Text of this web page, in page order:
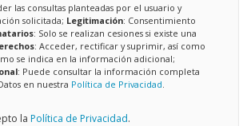
las consultas planteadas por el usuario y
solicitada; Legitimación: Consentimiento
: Solo se realizan cesiones si existe una
: Acceder, rectificar y suprimir, así como
se indica en la información adicional;
: Puede consultar la información completa
en nuestra Política de Privacidad
la Política de Privacidad.